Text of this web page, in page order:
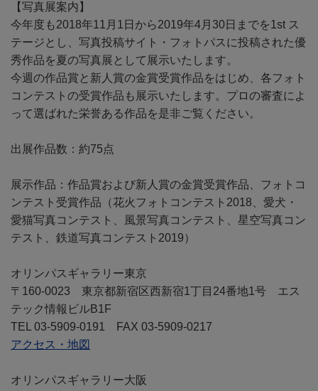
【写真展案内】
今年度も2018年11月1日から2019年4月30日までを1st ス
テージとし、写真投稿サイト・フォトパスに投稿された優
秀作品を夏の写真展として展示いたします。
今週の作品賞と新人賞の金賞受賞作品をはじめ、各フォト
コンテストの受賞作品も展示いたします。プロの審査によ
って選ばれた栄誉ある作品を是非ご覧ください。
出展作品数：約75点
展示作品：作品賞および新人賞の金賞受賞作品、フォトコ
ンテスト受賞作品（花火フォトコンテスト2018、愛犬・
愛猫写真コンテスト、風景写真コンテスト、星空写真コン
テスト、鉄道写真コンテスト2019）
オリンパスギャラリー東京
〒160-0023 東京都新宿区西新宿1丁目24番地1号 エス
テック情報ビルB1F
TEL 03-5909-0191 FAX 03-5909-0217
アクセス・地図
オリンパスギャラリー大阪